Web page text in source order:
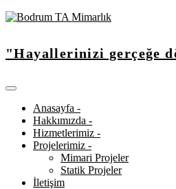
"Hayallerinizi gerçeğe
Anasayfa -
Hakkımızda -
Hizmetlerimiz -
Projelerimiz -
Mimari Projeler
Statik Projeler
İletişim